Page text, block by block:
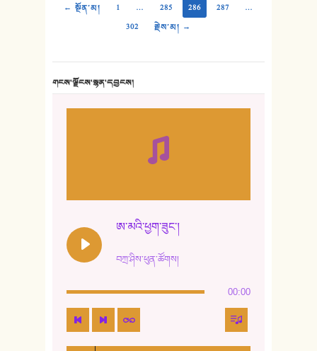
← སྔོན་མ། 1 … 285 286 287
…
302
རྗེས་མ། →
གངས་ལྗོངས་སྙན་དབྱངས།
ཨ་མའི་ཕྱག་ཟུང་།
བཀྲ་ཤིས་ཕུན་ཚོགས།
00:00